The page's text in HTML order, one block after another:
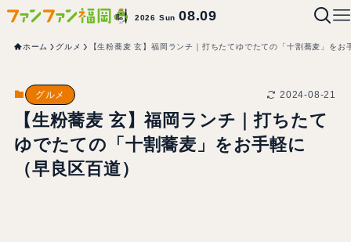
2026 Sun08.09
ホーム グルメ 【生粉蕎麦 玄】福岡ランチ｜打ちたてゆでたての「十割蕎麦」をお
グルメ 2024-08-21
【生粉蕎麦 玄】福岡ランチ｜打ちたて
ゆでたての「十割蕎麦」をお手軽に
（早良区百道）